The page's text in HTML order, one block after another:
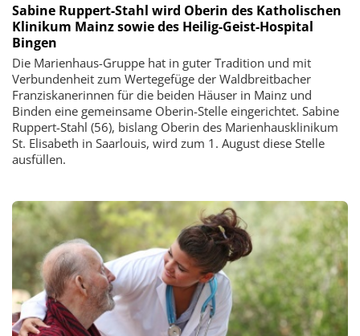
Sabine Ruppert-Stahl wird Oberin des Katholischen
Klinikum Mainz sowie des Heilig-Geist-Hospital
Bingen
Die Marienhaus-Gruppe hat in guter Tradition und mit
Verbundenheit zum Wertegefüge der Waldbreitbacher
Franziskanerinnen für die beiden Häuser in Mainz und
Binden eine gemeinsame Oberin-Stelle eingerichtet. Sabine
Ruppert-Stahl (56), bislang Oberin des Marienhausklinikum
St. Elisabeth in Saarlouis, wird zum 1. August diese Stelle
ausfüllen.